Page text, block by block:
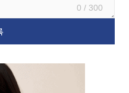
0 / 300